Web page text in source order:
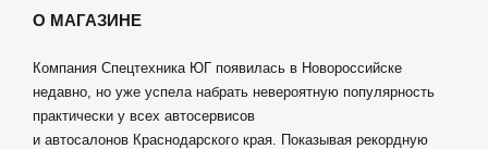
О МАГАЗИНЕ
Компания Спецтехника ЮГ появилась в Новороссийске
недавно, но уже успела набрать невероятную популярность
практически у всех автосервисов
и автосалонов Краснодарского края. Показывая рекордную